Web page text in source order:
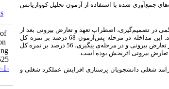
جمع‌آوری شده با استفاده از آزمون تحلیل کوواریانس
در تصمیم‌گیری، اضطراب تعهد و تعارض بیرونی بعد از
دریافت آموزش نسبت به گروه کنترل مشاهده شد. هم‌چنین این نتایج در مرحله پیگیری نیز حفظ شدند. این مداخله در مرحله پس‌آزمون 68 درصد بر نمره کل
تفکرات ناکارآمد شغلی، 39 درصد بر سردرگمی در تصمیم‌گیری، 55 درصد بر اضطراب تعهد و 59 درصد بر تعارض بیرونی و در مرحله‌ی پیگیری، 56 درصد بر نمره کل
شغلی دانشجویان پرستاری افزایش عملکرد شغلی و
1-